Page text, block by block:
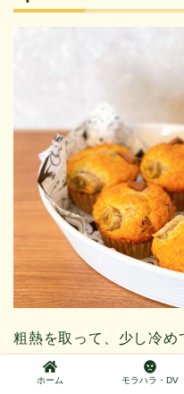
粗熱を取って、少し冷め
も取りやすくなります
出来たてよりおいしいで
ホーム モラハラ・DV